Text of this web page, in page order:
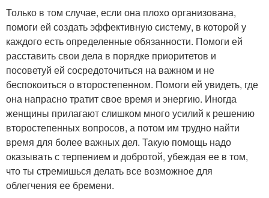
Только в том случае, если она плохо организована,
помоги ей создать эффективную систему, в которой у
каждого есть определенные обязанности. Помоги ей
расставить свои дела в порядке приоритетов и
посоветуй ей сосредоточиться на важном и не
беспокоиться о второстепенном. Помоги ей увидеть, где
она напрасно тратит свое время и энергию. Иногда
женщины прилагают слишком много усилий к решению
второстепенных вопросов, а потом им трудно найти
время для более важных дел. Такую помощь надо
оказывать с терпением и добротой, убеждая ее в том,
что ты стремишься делать все возможное для
облегчения ее бремени.